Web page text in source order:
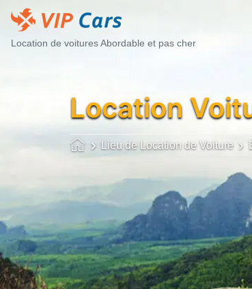
Location de voitures Abordable et pas cher
Location
Lieu de Location de Voiture